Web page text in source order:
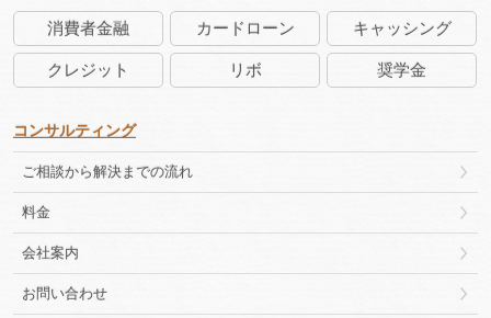
消費者金融 カード ローン キャッシング
クレジット リボ 奨学金
コンサルティング
ご相談から解決までの流れ
料金
会社案内
お問い合わせ